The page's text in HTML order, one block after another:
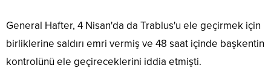
General Hafter, 4 Nisan'da da Trablus'u ele geçirmek için
birliklerine saldırı emri vermiş ve 48 saat içinde başkentin
kontrolünü ele geçireceklerini iddia etmişti.